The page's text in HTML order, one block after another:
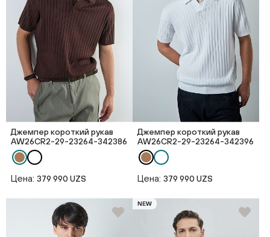
Джемпер короткий рукав
AW26CR2-29-23264-342386
Цена: 379 990 UZS
Джемпер короткий рукав
AW26CR2-29-23264-342396
Цена: 379 990 UZS
NEW